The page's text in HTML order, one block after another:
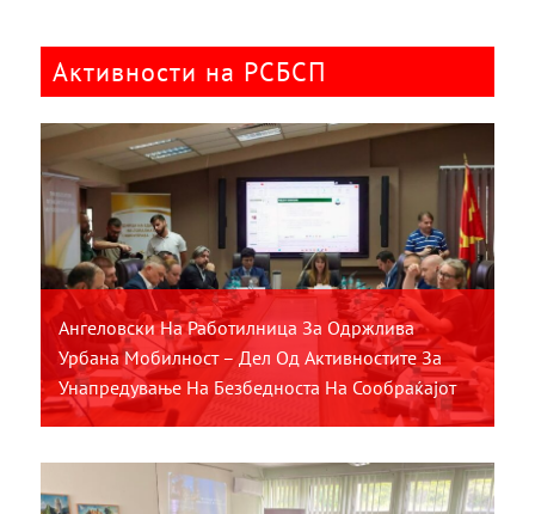
Активности на РСБСП
Ангеловски На Работилница За Одржлива
Урбана Мобилност – Дел Од Активностите За
Унапредување На Безбедноста На Сообраќајот